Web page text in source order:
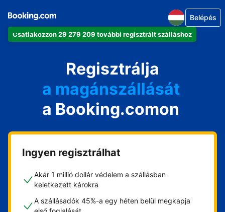
Csatlakozzon 29 279 209 további regisztrált szálláshoz
Belépés
Regisztrálja
az apartmanját
a szállodáját
a magánszállását
a vendégházát
a házát
a Booking.comon
Ingyen regisztrálhat
Akár 1 millió dollár védelem a szállásban
keletkezett károkra
A szállásadók 45%-a egy héten belül megkapja